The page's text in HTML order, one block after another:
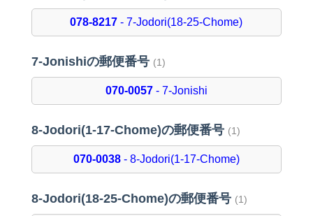
078-8217 - 7-Jodori(18-25-Chome)
7-Jonishiの郵便番号 (1)
070-0057- 7-Jonishi
8-Jodori(1-17-Chome)の郵便番号 (1)
070-0038- 8-Jodori(1-17-Chome)
8-Jodori(18-25-Chome)の郵便番号 (1)